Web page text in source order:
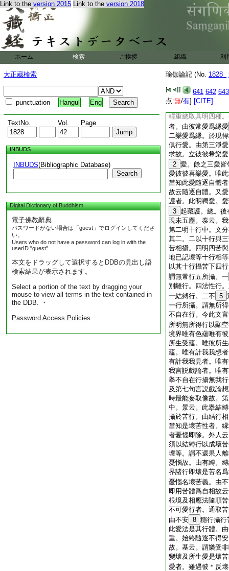
Link to the version 2015 Link to the version 2018
ホーム 検索 ご挨拶 組織 利
大正蔵検索
punctuation Hangul Eng
TextNo. Vol. Page
INBUDS
INBUDS(Bibliographic Database)
Search
Digital Dictionary of Buddhism
電子佛教辭典
パスワードがない場合は「guest」でログインしてくださ
い。
Users who do not have a password can log in with the
userID "guest".
本文をドラッグして選択するとDDBの見出し語
検索結果が表示されます。
Select a portion of the text by dragging your
mouse to view all terms in the text contained in
the DDB. ・
Password Access Policies
瑜伽論記 (No. 1828_
641 642 643
点:無/有] [CITE]
因故。於上起貪故
故。所以合一苦行
下四行由有四愛故
體。依此四愛集諦
行觀某愛乃至縁行
一皆有因集生縁四
明心想見三倒之體
倒是愛唯有樂淨。
差別故建立差別。
説言唯樂淨耶。解
意耽樂淨。故本地
輕重總取具明四種
者。由彼常愛爲縁愛
二樂愛爲縁。於現
倶行愛。由第三淨
求故。立彼彼希樂
2 愛。餘之三愛
愛彼彼喜樂愛。唯
當知此愛隨逐自體
故云隨逐自體。又
護者。此明獨愛。
3 起藏護。總。
現未五塵。泰云。
第二明十行中。文
其二。二以十行與
苦相攝。四明四苦
地已記壞等十行相
以其十行攝苦下四
謂無常行五所攝。一
別離行。四法性行
一結縛行。二不 5
一行所攝。謂無所
不自在行。今此文
所明無所得行以顯
境界唯有色蘊唯有
所生受蘊。唯彼所
蘊。唯有計我我想
有計我我見者。唯
我言説戲論者。唯
擧不自在行攝無我
及第七句言説戲論
時最能妄取像故。
中。景云。此擧結
攝於苦行。由結行
當知是壞苦性者。
者憂惱即除。外人
須以結縛行以成壞
壞等。謂不還果人
憂惱故。由有縛。
界諸行即壞是苦名
憂惱名壞苦義。由
即用苦體爲自相故
根境及相應法隨順
不可愛行者。通取
由不安 8 穩行攝行
此愛法是其行體。
重。始終隨逐不得
故。基云。謂樂受
變壞及所生愛是壞
愛者。雖遇彼＊反